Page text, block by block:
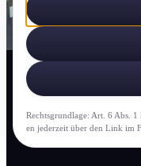
Rechtsgrundlage: Art. 6 Abs.
en jederzeit über den Link im